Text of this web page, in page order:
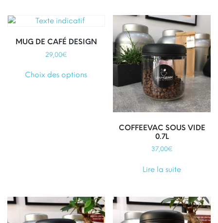
MUG DE CAFÉ DESIGN
29,00€
Choix des optionsproduit
plusieurs
variations.
page
du
produit
COFFEEVAC SOUS VIDE
0.7L
37,00€
Lire la suite